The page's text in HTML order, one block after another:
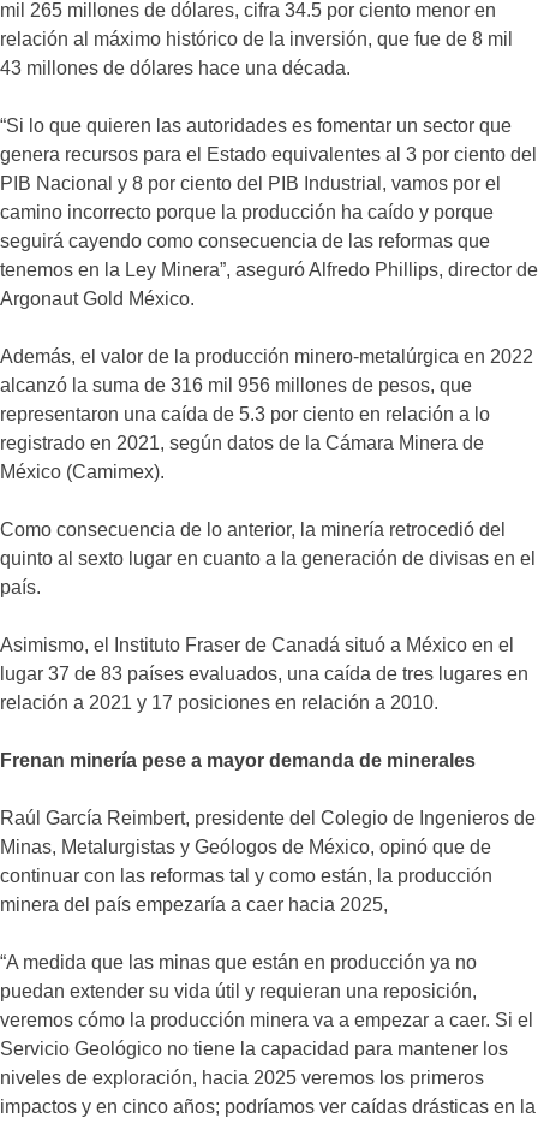
mil 265 millones de dólares, cifra 34.5 por ciento menor en
relación al máximo histórico de la inversión, que fue de 8 mil
43 millones de dólares hace una década.
“Si lo que quieren las autoridades es fomentar un sector que
genera recursos para el Estado equivalentes al 3 por ciento del
PIB Nacional y 8 por ciento del PIB Industrial, vamos por el
camino incorrecto porque la producción ha caído y porque
seguirá cayendo como consecuencia de las reformas que
tenemos en la Ley Minera”, aseguró Alfredo Phillips, director de
Argonaut Gold México.
Además, el valor de la producción minero-metalúrgica en 2022
alcanzó la suma de 316 mil 956 millones de pesos, que
representaron una caída de 5.3 por ciento en relación a lo
registrado en 2021, según datos de la Cámara Minera de
México (Camimex).
Como consecuencia de lo anterior, la minería retrocedió del
quinto al sexto lugar en cuanto a la generación de divisas en el
país.
Asimismo, el Instituto Fraser de Canadá situó a México en el
lugar 37 de 83 países evaluados, una caída de tres lugares en
relación a 2021 y 17 posiciones en relación a 2010.
Frenan minería pese a mayor demanda de minerales
Raúl García Reimbert, presidente del Colegio de Ingenieros de
Minas, Metalurgistas y Geólogos de México, opinó que de
continuar con las reformas tal y como están, la producción
minera del país empezaría a caer hacia 2025,
“A medida que las minas que están en producción ya no
puedan extender su vida útil y requieran una reposición,
veremos cómo la producción minera va a empezar a caer. Si el
Servicio Geológico no tiene la capacidad para mantener los
niveles de exploración, hacia 2025 veremos los primeros
impactos y en cinco años; podríamos ver caídas drásticas en la